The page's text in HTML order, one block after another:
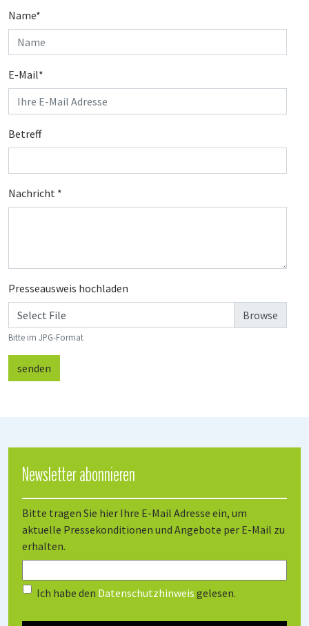
Name*
E-Mail*
Betreff
Nachricht *
Presseausweis hochladen
Select File
Bitte im JPG-Format
senden
Newsletter abonnieren
Bitte tragen Sie hier Ihre E-Mail Adresse ein, um
aktuelle Pressekonditionen und Angebote per E-Mail zu
erhalten.
Ich habe den Datenschutzhinweis gelesen.